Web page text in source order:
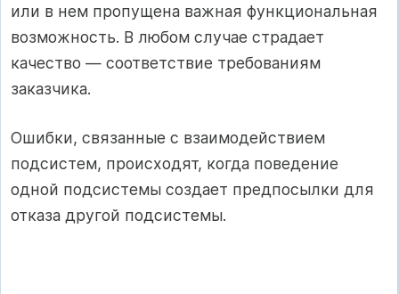
или в нем пропущена важная функциональная
возможность. В любом случае страдает
качество — соответствие требованиям
заказчика.
Ошибки, связанные с взаимодействием
подсистем, происходят, когда поведение
одной подсистемы создает предпосылки для
отказа другой подсистемы.